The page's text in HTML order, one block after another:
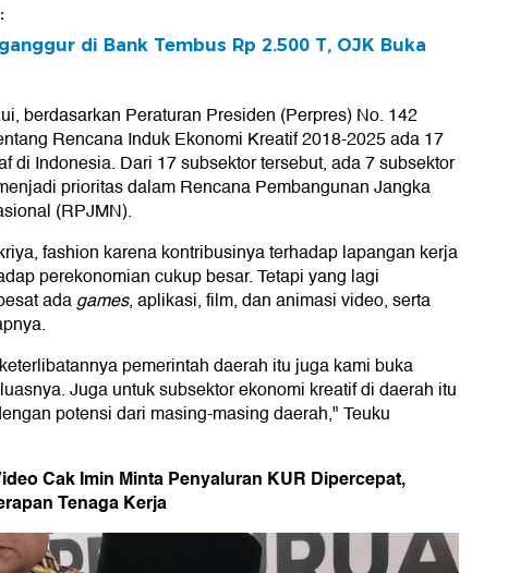
di Bank Tembus Rp 2.500 T, OJK Buka
berdasarkan Peraturan Presiden (Perpres) No. 142
Rencana Induk Ekonomi Kreatif 2018-2025 ada 17
di Indonesia. Dari 17 subsektor tersebut, ada 7 subsektor
prioritas dalam Rencana Pembangunan Jangka
(RPJMN).
fashion karena kontribusinya terhadap lapangan kerja
perekonomian cukup besar. Tetapi yang lagi
adagames, aplikasi, film, dan animasi video, serta
pemerintah daerah itu juga kami buka
Juga untuk subsektor ekonomi kreatif di daerah itu
potensi dari masing-masing daerah," Teuku
Cak Imin Minta Penyaluran KUR Dipercepat,
Tenaga Kerja